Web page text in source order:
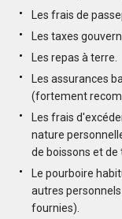
Les frais de
Les taxes
Les repas à terre.
Les assurances
(fortement
Les frais
nature
de boissons et
Le pourboire
autres
fournies).